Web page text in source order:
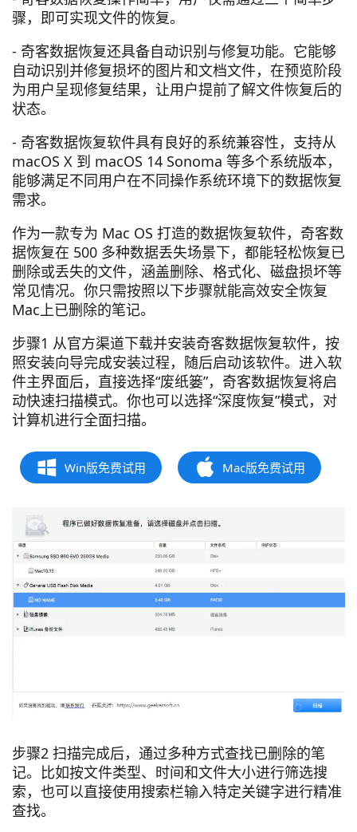
骤，即可实现文件的恢复。
- 奇客数据恢复还具备自动识别与修复功能。它能够
自动识别并修复损坏的图片和文档文件，在预览阶段
为用户呈现修复结果，让用户提前了解文件恢复后的
状态。
- 奇客数据恢复软件具有良好的系统兼容性，支持从
macOS X 到 macOS 14 Sonoma 等多个系统版本，
能够满足不同用户在不同操作系统环境下的数据恢复
需求。
作为一款专为 Mac OS 打造的数据恢复软件，奇客数
据恢复在 500 多种数据丢失场景下，都能轻松恢复已
删除或丢失的文件，涵盖删除、格式化、磁盘损坏等
常见情况。你只需按照以下步骤就能高效安全恢复
Mac上已删除的笔记。
步骤1 从官方渠道下载并安装奇客数据恢复软件，按
照安装向导完成安装过程，随后启动该软件。进入软
件主界面后，直接选择“废纸篓”，奇客数据恢复将启
动快速扫描模式。你也可以选择“深度恢复”模式，对
计算机进行全面扫描。
Win版免费试用 Mac版免费试用
步骤2 扫描完成后，通过多种方式查找已删除的笔
记。比如按文件类型、时间和文件大小进行筛选搜
索，也可以直接使用搜索栏输入特定关键字进行精准
查找。